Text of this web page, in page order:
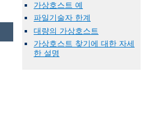
가상호스트 예
파일기술자 한계
대량의 가상호스트
가상호스트 찾기에 대한 자세
한 설명